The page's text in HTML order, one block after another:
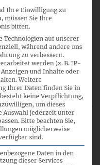
Ihre Einwilligung zu
müssen Sie Ihre
bitten.
Technologien auf unserer
während andere uns
zu verbessern.
werden (z. B. IP-
und Inhalte oder
Weitere
Ihrer Daten finden Sie in
besteht keine Verpflichtung,
um dieses
Auswahl jederzeit unter
Bitte beachten Sie,
möglicherweise
sind.
Daten in den
dieser Services